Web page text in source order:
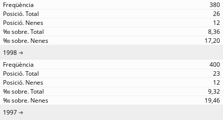
380
26
12
8,36
17,20
1998
400
23
12
9,32
19,46
1997